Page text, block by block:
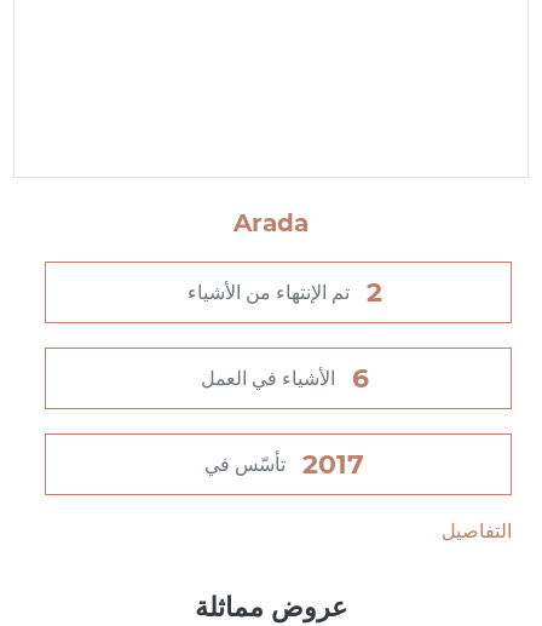
Arada
2 تم الإنتهاء من الأشياء
6 الأشياء في العمل
2017 تأسّس في
التفاصيل
عروض مماثلة